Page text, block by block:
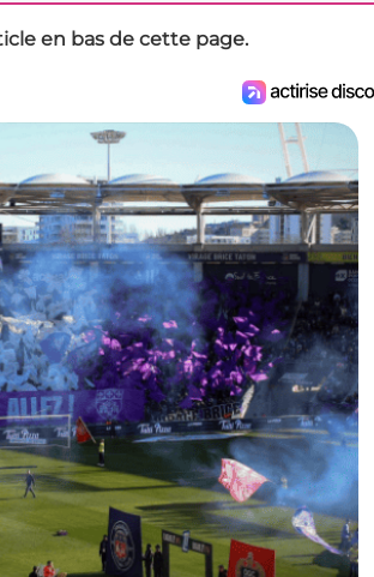
en bas de cette page.